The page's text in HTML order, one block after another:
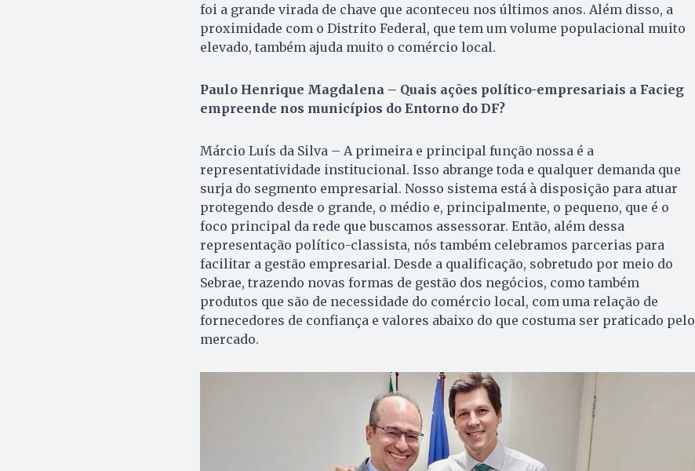
foi a grande virada de chave que aconteceu nos últimos anos. Além disso, a
proximidade com o Distrito Federal, que tem um volume populacional muito
elevado, também ajuda muito o comércio local.
Paulo Henrique Magdalena – Quais ações político-empresariais a Facieg
empreende nos municípios do Entorno do DF?
Márcio Luís da Silva – A primeira e principal função nossa é a
representatividade institucional. Isso abrange toda e qualquer demanda que
surja do segmento empresarial. Nosso sistema está à disposição para atuar
protegendo desde o grande, o médio e, principalmente, o pequeno, que é o
foco principal da rede que buscamos assessorar. Então, além dessa
representação político-classista, nós também celebramos parcerias para
facilitar a gestão empresarial. Desde a qualificação, sobretudo por meio do
Sebrae, trazendo novas formas de gestão dos negócios, como também
produtos que são de necessidade do comércio local, com uma relação de
fornecedores de confiança e valores abaixo do que costuma ser praticado pelo
mercado.